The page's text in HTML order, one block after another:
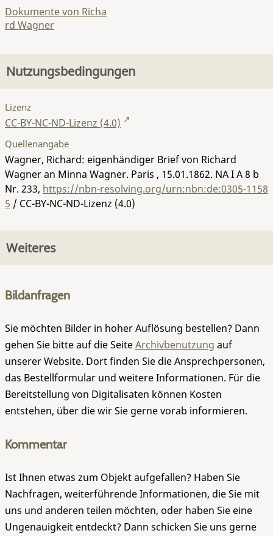
Dokumente von Richa
rd Wagner
Nutzungsbedingungen
Lizenz
CC-BY-NC-ND-Lizenz (4.0)
Quellenangabe
Wagner, Richard: eigenhändiger Brief von Richard
Wagner an Minna Wagner. Paris , 15.01.1862. NA I A 8 b
Nr. 233, https://nbn-resolving.org/urn:nbn:de:0305-1158
5 / CC-BY-NC-ND-Lizenz (4.0)
Weiteres
Bildanfragen
Sie möchten Bilder in hoher Auflösung bestellen? Dann
gehen Sie bitte auf die SeiteArchivbenutzung auf
unserer Website. Dort finden Sie die Ansprechpersonen,
das Bestellformular und weitere Informationen. Für die
Bereitstellung von Digitalisaten können Kosten
entstehen, über die wir Sie gerne vorab informieren.
Kommentar
Ist Ihnen etwas zum Objekt aufgefallen? Haben Sie
Nachfragen, weiterführende Informationen, die Sie mit
uns und anderen teilen möchten, oder haben Sie eine
Ungenauigkeit entdeckt? Dann schicken Sie uns gerne